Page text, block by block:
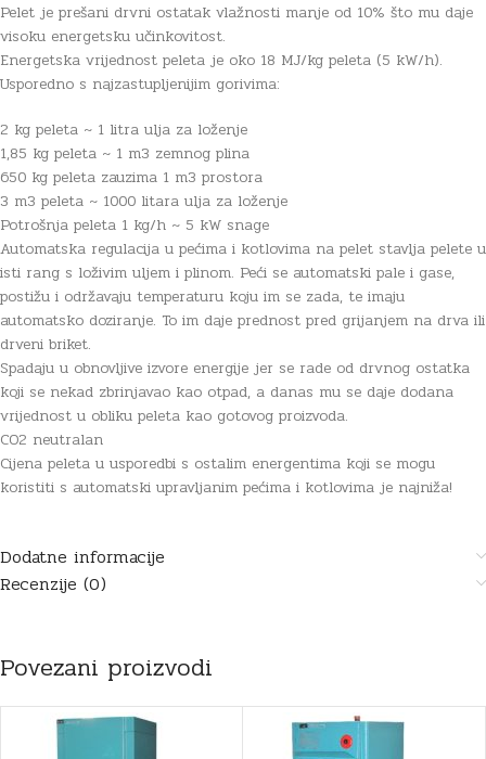
Pelet je prešani drvni ostatak vlažnosti manje od 10% što mu daje
visoku energetsku učinkovitost.
Energetska vrijednost peleta je oko 18 MJ/kg peleta (5 kW/h).
Usporedno s najzastupljenijim gorivima:
2 kg peleta ~ 1 litra ulja za loženje
1,85 kg peleta ~ 1 m3 zemnog plina
650 kg peleta zauzima 1 m3 prostora
3 m3 peleta ~ 1000 litara ulja za loženje
Potrošnja peleta 1 kg/h ~ 5 kW snage
Automatska regulacija u pećima i kotlovima na pelet stavlja pelete u
isti rang s loživim uljem i plinom. Peći se automatski pale i gase,
postižu i održavaju temperaturu koju im se zada, te imaju
automatsko doziranje. To im daje prednost pred grijanjem na drva ili
drveni briket.
Spadaju u obnovljive izvore energije jer se rade od drvnog ostatka
koji se nekad zbrinjavao kao otpad, a danas mu se daje dodana
vrijednost u obliku peleta kao gotovog proizvoda.
CO2 neutralan
Cijena peleta u usporedbi s ostalim energentima koji se mogu
koristiti s automatski upravljanim pećima i kotlovima je najniža!
Dodatne informacije
Recenzije (0)
Povezani proizvodi